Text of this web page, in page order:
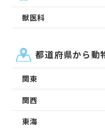
獣医科
都道府県から動
関東
関西
東海